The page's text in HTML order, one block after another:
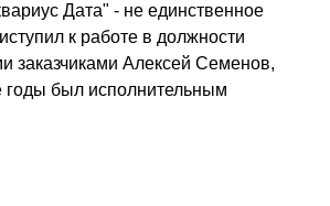
Дата" - не единственное
к работе в должности
заказчиками Алексей Семенов,
годы был исполнительным